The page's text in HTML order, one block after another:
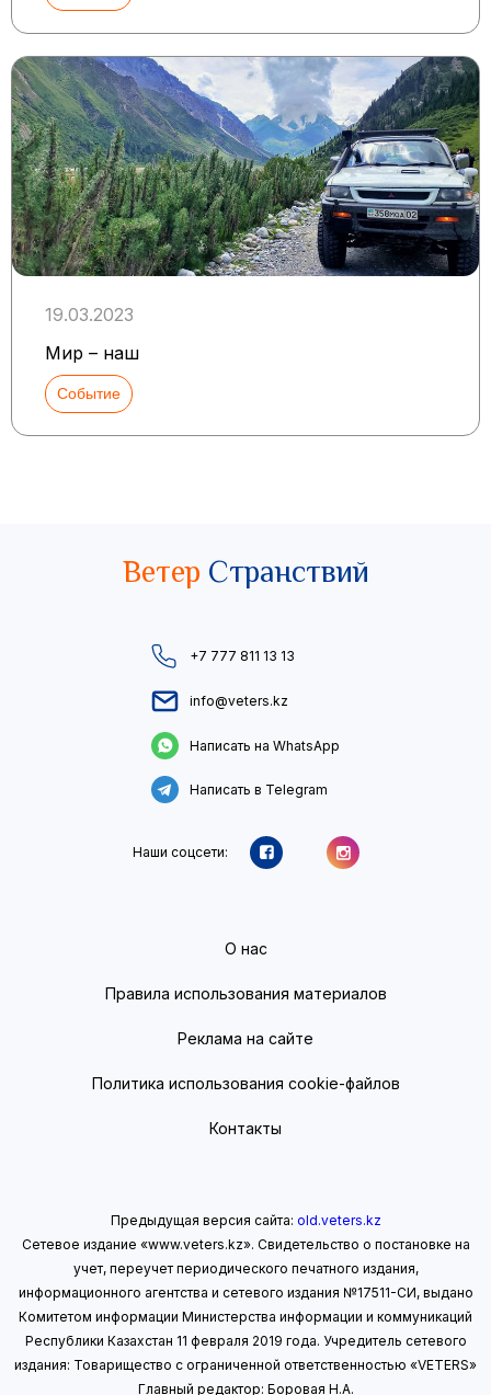
19.03.2023
Мир – наш
Событие
Ветер Странствий
+7 777 811 13 13
info@veters.kz
Написать на WhatsApp
Написать в Telegram
Наши соцсети:
О нас
Правила использования материалов
Реклама на сайте
Политика использования cookie-файлов
Контакты
Предыдущая версия сайта: old.veters.kz
Сетевое издание «www.veters.kz». Свидетельство о постановке на
учет, переучет периодического печатного издания,
информационного агентства и сетевого издания №17511-СИ, выдано
Комитетом информации Министерства информации и коммуникаций
Республики Казахстан 11 февраля 2019 года. Учредитель сетевого
издания: Товарищество с ограниченной ответственностью «VETERS»
Главный редактор: Боровая Н.А.